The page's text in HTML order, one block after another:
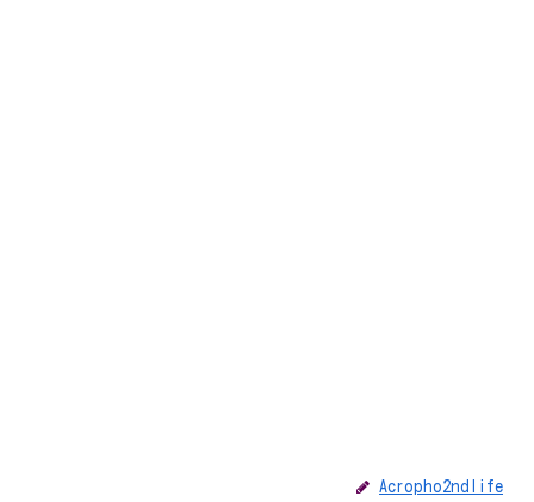
Acropho2ndlife